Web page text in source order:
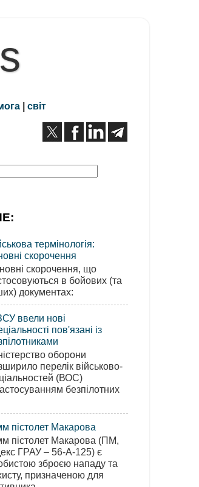
| світ
термінологія:
скорочення
скорочення, що
в бойових (та
документах:
ввели нові
пов'язані із
оборони
перелік військово-
(ВОС)
безпілотних
пістолет Макарова
пістолет Макарова (ПМ,
ГРАУ – 56-А-125) є
зброєю нападу та
призначеною для